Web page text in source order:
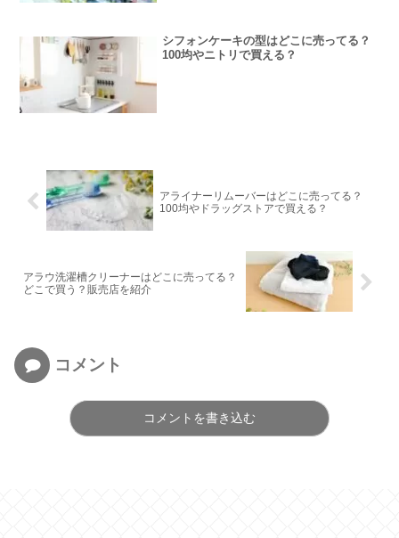
シフォンケーキの型はどこに売ってる？
100均やニトリで買える？
アライナーリムーバーはどこに売ってる？
100均やドラッグストアで買える？
アラウ洗濯槽クリーナーはどこに売ってる？
どこで買う？販売店を紹介
コメント
コメントを書き込む